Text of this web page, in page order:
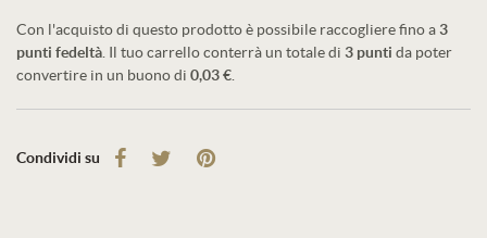
Con l'acquisto di questo prodotto è possibile raccogliere fino a3
punti fedeltà . Il tuo carrello conterrà un totale di 3 punti da poter
convertire in un buono di 0,03 €
Condividi su